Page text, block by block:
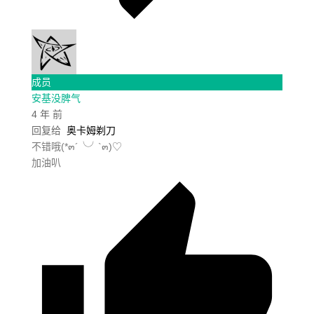
成员
安基没脾气
4 年 前
回复给 奥卡姆剃刀
不错哦(*๓´╰╯`๓)♡
加油叭